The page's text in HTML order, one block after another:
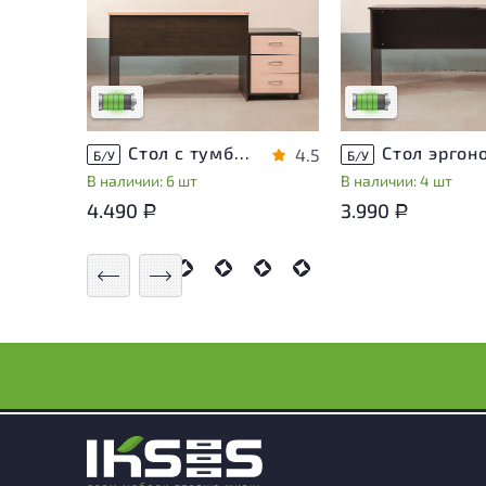
незначительные следы
эксплуатации, не влияющие
Низкая степень износа
Б/У Стол с тумбой ЛДСП Венге
В наличии: 6 шт
4.5
4.490 Р
У товара
незначительные
эксплуатации, не
на удобство его
использования
Низкая степень
Б/У
В наличии: 4 шт
3.990 Р